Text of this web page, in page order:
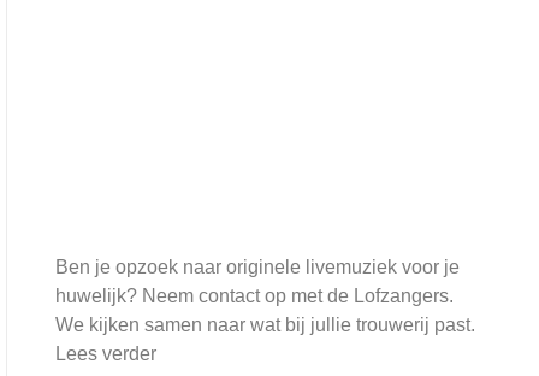
Ben je opzoek naar originele livemuziek voor je
huwelijk? Neem contact op met de Lofzangers.
We kijken samen naar wat bij jullie trouwerij past.
Lees verder